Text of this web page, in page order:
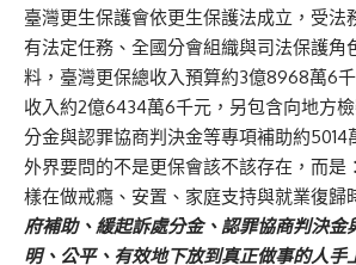
臺灣更生保護會依更生保護法成立，受法
有法定任務、全國分會組織與司法保護角
料，臺灣更保總收入預算約3億8968萬6
收入約2億6434萬6千元，另包含向地方
分金與認罪協商判決金等專項補助約5014
外界要問的不是更保會該不該存在，而是
樣在做戒癮、安置、家庭支持與就業復歸
府補助、緩起訴處分金、認罪協商判決金
明、公平、有效地下放到真正做事的人手